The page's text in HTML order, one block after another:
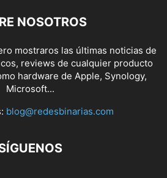
NOSOTROS
mostraros las últimas noticias de
reviews de cualquier producto
hardware de Apple, Synology,
Microsoft...
blog@redesbinarias.com